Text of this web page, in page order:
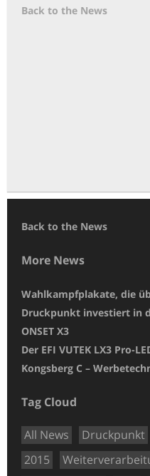
Back to the News
Back to the News
More News
Wahlkampfplakate, die
ONSET X3
Kongsberg C –
Tag Cloud
All News Druckpunkt
2015